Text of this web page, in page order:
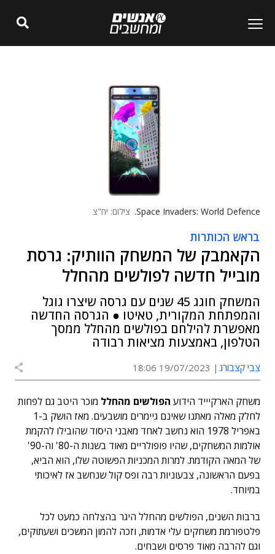
Space Invaders: World Defence. צילום: יח"צ
בראש הכותרות
הקאמבק של המשחק הוותיק: גרסת
מובייל חדשה לפולשים מהחלל
המשחק חוגג 45 שנים עם גרסה שיצרו גוגל
והמפתחת המקורית, טאיטו ● הגרסה החדשה
מאפשרת להילחם בפולשים מהחלל ממסך
הטלפון, באמצעות מציאות רבודה
צבי קצבורג 19/07/2023 18:06
משחק הארקיייד הידוע הפולשים מהחלל מוכר היטב גם לפחות
לחלק מאלה מאתנו שאינם גיימרים מושבעים. מאז הושק ב-1
באפריל 1978 הוא נחשב לאחד מאבני היסוד שהובילו להקמת
אולמות המשחקים, שהיו פופולריים מאוד בשנות ה-80' וה-90'
של המאה הקודמת. למרות המכניות הפשוטה שלו, הוא הביא,
בפעם הראשונה, צבעוניות רבה ופס קול שנחשב אז לאיכותי
במיוחד.
ברבות השנים, הפולשים מהחלל היגר בהצלחה כמעט לכל
פלטפורמת משחקים עלי אדמות, וזכה להמון המשכים ושעתוקים,
וגם להרבה מאוד פרסים ושבחים.